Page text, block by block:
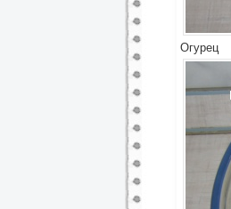
Огурец